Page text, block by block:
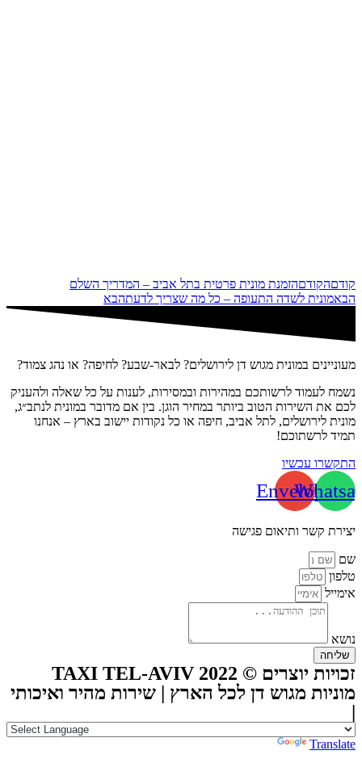
קודםהקודםהזמנת מונית פרטית בתל אביב – המדריך השלם
הבאמונית לשדה התעופה – כל מה שצריך לדעתהבא
מעוניינים במונית מגוש דן לירושלים? לבאר-שבע? לחיפה? או נהג צמוד?
נשמח לעמוד לרשותכם במהירות ובמסירות, לענות על כל שאלה ולהעניק
לכם את השירות הטוב ביותר במחיר הוגן. בין אם מדובר במונית לנתב״ג,
מונית לירושלים, לתל אביב, חיפה או כל נקודות יישוב בארץ – אנחנו
תמיד לרשתוכם!
התקשרו עכשיו
Envelope
יצירת קשר ותיאום פגישה
שם
טלפון
אימייל
נושא
שליחה
מוניות מגוש דן לכל הארץ | שירות מהיר ואיכותי
|
Translate